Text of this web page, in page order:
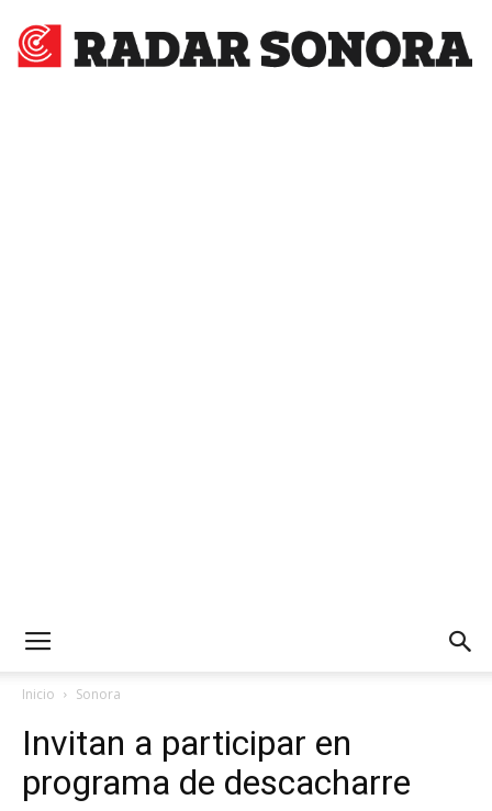
Inicio Sonora
Invitan a participar en
programa de descacharre